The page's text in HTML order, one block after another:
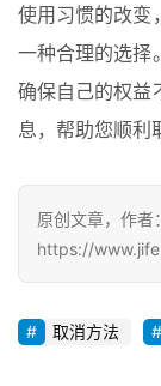
使用习惯的改变
一种合理的选择
确保自己的权益
息，帮助您顺利
原创文章，作者
https://
取消方法